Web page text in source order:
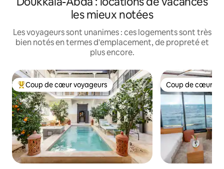
les mieux notées
Les voyageurs sont unanimes : ces logements sont très
bien notés en termes d'emplacement, de propreté et
plus encore.
Coups de cœur voyageurs les plus appréciés
Coup de cœur voyageurs Coup de cœur
Coup de cœur